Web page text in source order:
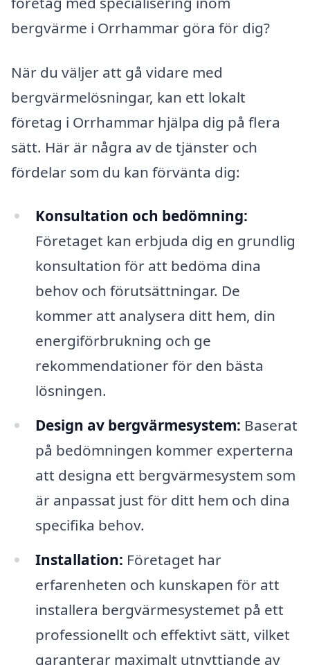
bergvärme i Orrhammar göra för dig?
När du väljer att gå vidare med
bergvärmelösningar, kan ett lokalt
företag i Orrhammar hjälpa dig på flera
sätt. Här är några av de tjänster och
fördelar som du kan förvänta dig:
Konsultation och bedömning:
Företaget kan erbjuda dig en grundlig
konsultation för att bedöma dina
behov och förutsättningar. De
kommer att analysera ditt hem, din
energiförbrukning och ge
rekommendationer för den bästa
lösningen.
Design av bergvärmesystem: Baserat
på bedömningen kommer experterna
att designa ett bergvärmesystem som
är anpassat just för ditt hem och dina
specifika behov.
Installation: Företaget har
erfarenheten och kunskapen för att
installera bergvärmesystemet på ett
professionellt och effektivt sätt, vilket
garanterar maximalt utnyttjande av